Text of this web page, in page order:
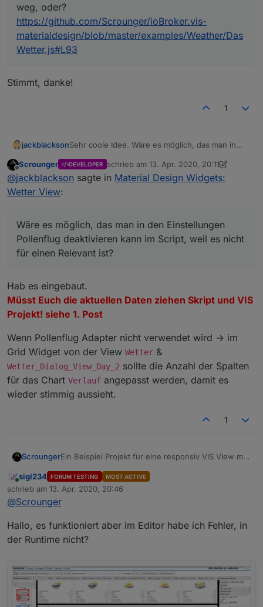
weg, oder?
https://github.com/Scrounger/ioBroker.vis-
materialdesign/blob/master/examples/Weather/Das
Wetter.js#L93
Stimmt, danke!
1
jackblacksonSehr coole Idee. Wäre es möglich, das man in
im Script, weil es nicht für einen Relevant ist?
Finde es nicht so sinnvoll, wenn ich extra den
Offline
Scrounger DEVELOPER schrieb am 13. Apr. 2020, 20:11
zuletzt editiert von Scrounger
@jackblackson sagte in Material Design Widgets:
Wetter View:
Wäre es möglich, das man in den Einstellungen
Pollenflug deaktivieren kann im Script, weil es nicht
für einen Relevant ist?
Hab es eingebaut.
Müsst Euch die aktuellen Daten ziehen Skript und VIS
Projekt! siehe 1. Post
Wenn Pollenflug Adapter nicht verwendet wird -> im
Grid Widget von der View Wetter &
Wetter_Dialog_View_Day_2 sollte die Anzahl der Spalten
für das Chart Verlauf angepasst werden, damit es
wieder stimmig aussieht.
1
ScroungerEin Beispiel Projekt für eine responsiv VIS View mit
Alle Informationen und Anleitung findet ihr im
Online
sigi234 FORUM TESTING MOST ACTIVE
schrieb am 13. Apr. 2020, 20:46
zuletzt editiert von
@Scrounger
Hallo, es funktioniert aber im Editor habe ich Fehler, in
der Runtime nicht?